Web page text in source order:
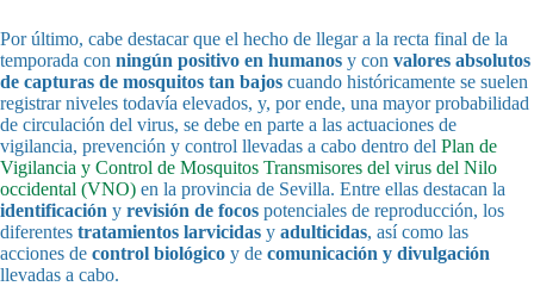
Por último, cabe destacar que el hecho de llegar a la recta final de la
temporada con ningún positivo en humanos y con valores absolutos
de capturas de mosquitos tan bajos cuando históricamente se suelen
registrar niveles todavía elevados, y, por ende, una mayor probabilidad
de circulación del virus, se debe en parte a las actuaciones de
vigilancia, prevención y control llevadas a cabo dentro del Plan de
Vigilancia y Control de Mosquitos Transmisores del virus del Nilo
occidental (VNO) en la provincia de Sevilla. Entre ellas destacan la
identificación y revisión de focos potenciales de reproducción, los
diferentes tratamientos larvicidas y adulticidas, así como las
acciones de control biológico y de comunicación y divulgación
llevadas a cabo.